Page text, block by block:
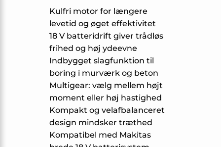
Kulfri motor for længere
levetid og øget effektivitet
18 V batteridrift giver trådløs
frihed og høj ydeevne
Indbygget slagfunktion til
boring i murværk og beton
Multigear: vælg mellem højt
moment eller høj hastighed
Kompakt og velafbalanceret
design mindsker træthed
Kompatibel med Makitas